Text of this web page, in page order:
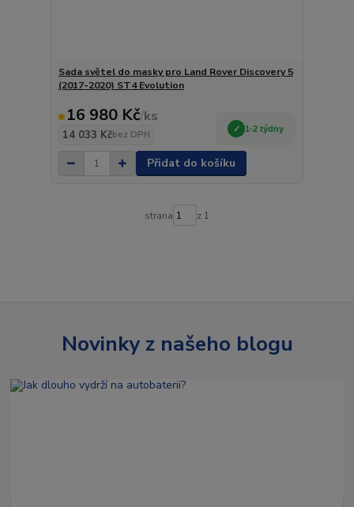
Sada světel do masky pro Land Rover Discovery 5
(2017-2020) ST4 Evolution
16 980 Kč/ks
14 033 Kčbez DPH
1-2 týdny
Přidat do košíku
strana z 1
Novinky z našeho blogu